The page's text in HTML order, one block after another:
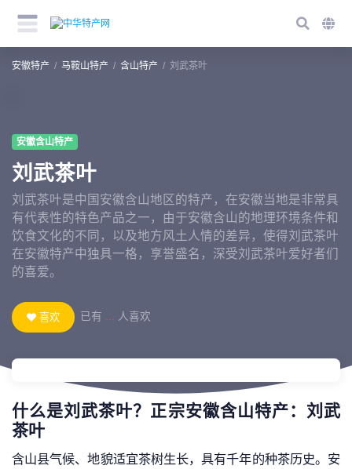
安徽特产 马鞍山特产 含山特产 刘武茶叶
安徽含山特产
刘武茶叶
刘武茶叶是中国安徽含山地区的特产，在安徽当地是非常具
有代表性的特色产品之一，由于安徽含山的地理环境条件和
饮食文化的不同，以及地方风土人情的差异，使得刘武茶叶
在安徽特产中独具一格，享誉盛名，深受刘武茶叶爱好者们
的喜爱。
喜欢 已有 人喜欢
什么是刘武茶叶？正宗安徽含山特产：刘武
茶叶
含山县气候、地貌适宜茶树生长，具有千年的种茶历史。安